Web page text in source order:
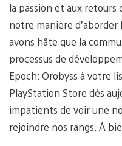
la passion et aux retours
notre manière d’aborder
avons hâte que la
processus de
Epoch: Orobyss à votre
PlayStation Store dès
impatients de voir une
rejoindre nos rangs. À